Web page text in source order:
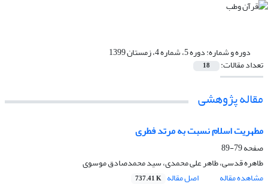
دوره و شماره:دوره 5، شماره 4، زمستان 1399
تعداد مقالات: 18
مقاله پژوهشی
مطهریت اسلام نسبت به مرتد فطری
صفحه79-89
طاهره قدسی، طاهر علی محمدی، سید محمدصادق موسوی
مشاهده مقاله
اصل مقاله 737.41 K